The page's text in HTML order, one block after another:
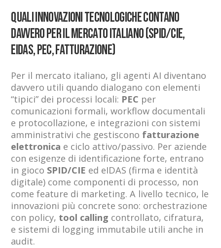
Quali innovazioni tecnologiche contano
davvero per il mercato italiano (SPID/CIE,
eIDAS, PEC, fatturazione)
Per il mercato italiano, gli agenti AI diventano
davvero utili quando dialogano con elementi
“tipici” dei processi locali: PEC per
comunicazioni formali, workflow documentali
e protocollazione, e integrazioni con sistemi
amministrativi che gestiscono fatturazione
elettronica e ciclo attivo/passivo. Per aziende
con esigenze di identificazione forte, entrano
in gioco SPID/CIE ed eIDAS (firma e identità
digitale) come componenti di processo, non
come feature di marketing. A livello tecnico, le
innovazioni più concrete sono: orchestrazione
con policy, tool calling controllato, cifratura,
e sistemi di logging immutabile utili anche in
audit.